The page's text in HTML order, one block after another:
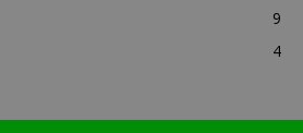
9
4